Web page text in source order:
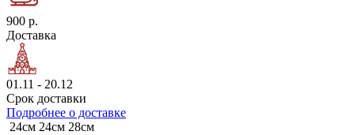
900 р.
Доставка
01.11 - 20.12
Срок доставки
Подробнее о доставке
24см 24см 28см